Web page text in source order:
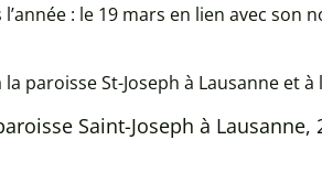
: le 19 mars en lien avec
St-Joseph à Lausanne et à
Saint-Joseph à Lausanne,